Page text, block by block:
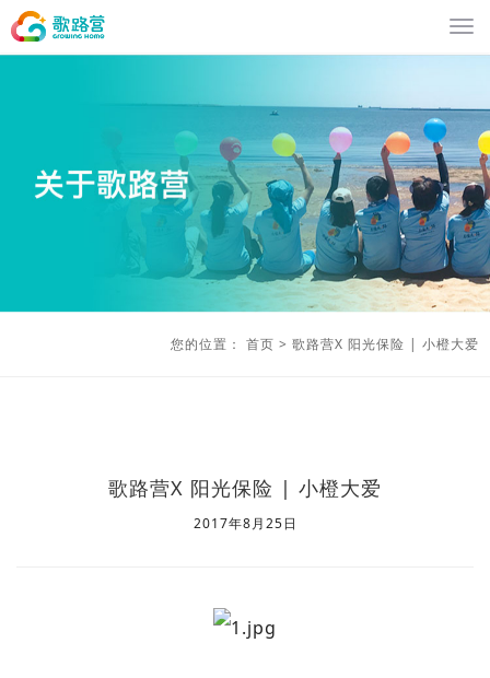
您的位置： 首页 > 歌路营X 阳光保险 | 小橙大爱
歌路营X 阳光保险 | 小橙大爱
2017年8月25日